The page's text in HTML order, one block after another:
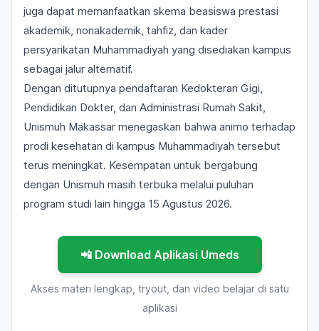
juga dapat memanfaatkan skema beasiswa prestasi
akademik, nonakademik, tahfiz, dan kader
persyarikatan Muhammadiyah yang disediakan kampus
sebagai jalur alternatif.
Dengan ditutupnya pendaftaran Kedokteran Gigi,
Pendidikan Dokter, dan Administrasi Rumah Sakit,
Unismuh Makassar menegaskan bahwa animo terhadap
prodi kesehatan di kampus Muhammadiyah tersebut
terus meningkat. Kesempatan untuk bergabung
dengan Unismuh masih terbuka melalui puluhan
program studi lain hingga 15 Agustus 2026.
📲 Download Aplikasi Umeds
Akses materi lengkap, tryout, dan video belajar di satu
aplikasi